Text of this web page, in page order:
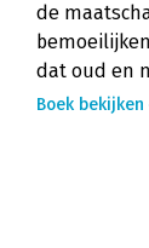
de
dat oud en
Boek bekijken